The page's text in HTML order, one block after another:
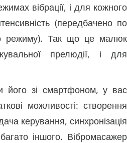
вібрації, і для кожного
(передбачено по
режиму). Так що це малюк
прелюдії, і для
його зі смартфоном, у вас
можливості: створення
керування, синхронізація
іншого. Вібромасажер